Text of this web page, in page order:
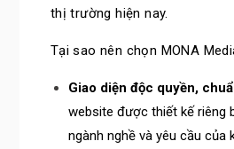
thị trường hiện nay.
Tại sao nên chọn MONA
Giao diện độc quyền,
website được thiết kế riêng
ngành nghề và yêu cầu của